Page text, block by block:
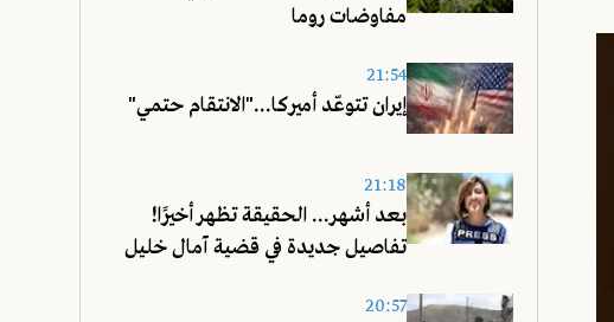
مفاوضات روما
21:54
إيران تتوعّد أميركا..."الانتقام حتمي"
21:18
بعد أشهر... الحقيقة تظهر أخيرًا!
تفاصيل جديدة في قضية آمال خليل
20:57